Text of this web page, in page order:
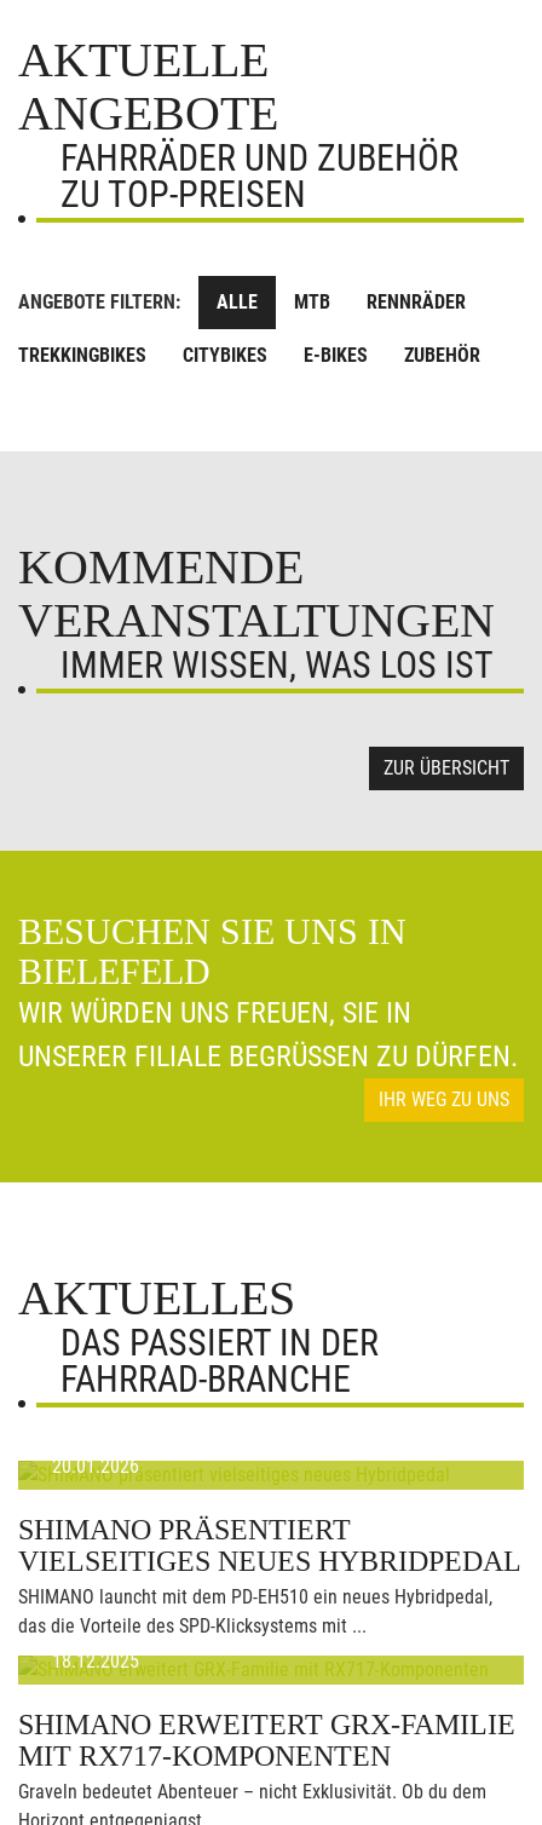
AKTUELLE
ANGEBOTE
FAHRRÄDER UND ZUBEHÖR
ZU TOP-PREISEN
ANGEBOTE FILTERN: ALLE MTB RENNRÄDER
TREKKINGBIKES CITYBIKES E-BIKES ZUBEHÖR
KOMMENDE
VERANSTALTUNGEN
IMMER WISSEN, WAS LOS IST
ZUR ÜBERSICHT
BESUCHEN SIE UNS IN
BIELEFELD
WIR WÜRDEN UNS FREUEN, SIE IN
UNSERER FILIALE BEGRÜSSEN ZU DÜRFEN.
IHR WEG ZU UNS
AKTUELLES
DAS PASSIERT IN DER
FAHRRAD-BRANCHE
20.01.2026
SHIMANO PRÄSENTIERT
VIELSEITIGES NEUES HYBRIDPEDAL
SHIMANO launcht mit dem PD-EH510 ein neues Hybridpedal,
das die Vorteile des SPD-Klicksystems mit ...
18.12.2025
SHIMANO ERWEITERT GRX-FAMILIE
MIT RX717-KOMPONENTEN
Graveln bedeutet Abenteuer – nicht Exklusivität. Ob du dem